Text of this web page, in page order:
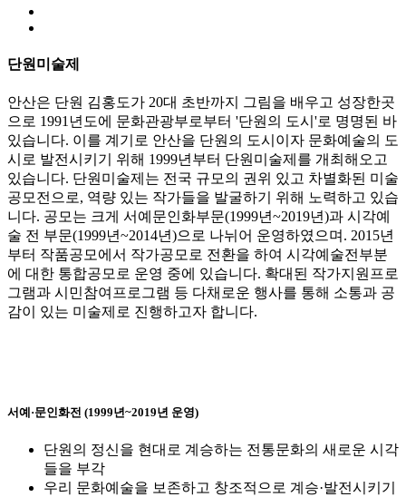
단원미술제
안산은 단원 김홍도가 20대 초반까지 그림을 배우고 성장한곳
으로 1991년도에 문화관광부로부터 '단원의 도시'로 명명된 바
있습니다. 이를 계기로 안산을 단원의 도시이자 문화예술의 도
시로 발전시키기 위해 1999년부터 단원미술제를 개최해오고
있습니다. 단원미술제는 전국 규모의 권위 있고 차별화된 미술
공모전으로, 역량 있는 작가들을 발굴하기 위해 노력하고 있습
니다. 공모는 크게 서예문인화부문(1999년~2019년)과 시각예
술 전 부문(1999년~2014년)으로 나뉘어 운영하였으며. 2015년
부터 작품공모에서 작가공모로 전환을 하여 시각예술전부분
에 대한 통합공모로 운영 중에 있습니다. 확대된 작가지원프로
그램과 시민참여프로그램 등 다채로운 행사를 통해 소통과 공
감이 있는 미술제로 진행하고자 합니다.
서예·문인화전 (1999년~2019년 운영)
단원의 정신을 현대로 계승하는 전통문화의 새로운 시각
들을 부각
우리 문화예술을 보존하고 창조적으로 계승·발전시키기